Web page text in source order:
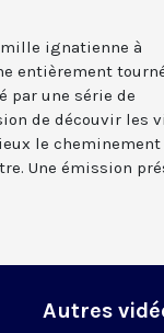
ignatienne à
entièrement
par une série de
de découvir les
le cheminement
Une émission
Autres